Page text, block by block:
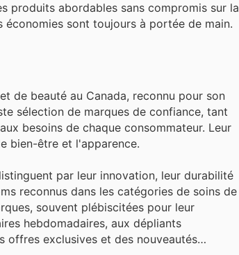
produits abordables sans compromis sur la
sont toujours à portée de main.
de beauté au Canada, reconnu pour son
sélection de marques de confiance, tant
besoins de chaque consommateur. Leur
bien-être et l'apparence.
par leur innovation, leur durabilité
reconnus dans les catégories de soins de
souvent plébiscitées pour leur
hebdomadaires, aux dépliants
offres exclusives et des nouveautés